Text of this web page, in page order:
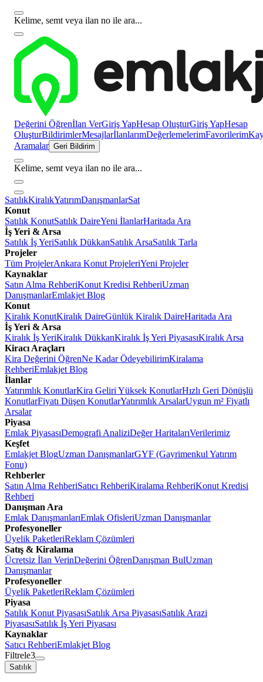
Kelime, semt veya ilan no ile ara...
Değerini Öğrenİlan VerGiriş YapHesap OluşturGiriş YapHesap
OluşturBildirimlerMesajlarİlanlarımDeğerlemelerimFavorilerim
Aramalar Geri Bildirim
Kelime, semt veya ilan no ile ara...
SatılıkKiralıkYatırımDanışmanlarSat
Konut
Satılık KonutSatılık DaireYeni İlanlarHaritada Ara
İş Yeri & Arsa
Satılık İş YeriSatılık DükkanSatılık ArsaSatılık Tarla
Projeler
Tüm ProjelerAnkara Konut ProjeleriYeni Projeler
Kaynaklar
Satın Alma RehberiKonut Kredisi RehberiUzman
DanışmanlarEmlakjet Blog
Konut
Kiralık KonutKiralık DaireGünlük Kiralık DaireHaritada Ara
İş Yeri & Arsa
Kiralık İş YeriKiralık DükkanKiralık İş Yeri PiyasasıKiralık Arsa
Kiracı Araçları
Kira Değerini ÖğrenNe Kadar ÖdeyebilirimKiralama
RehberiEmlakjet Blog
İlanlar
Yatırımlık KonutlarKira Geliri Yüksek KonutlarHızlı Geri Dönüşlü
KonutlarFiyatı Düşen KonutlarYatırımlık ArsalarUygun m² Fiyatlı
Arsalar
Piyasa
Emlak PiyasasıDemografi AnaliziDeğer HaritalarıVerilerimiz
Keşfet
Emlakjet BlogUzman DanışmanlarGYF (Gayrimenkul Yatırım
Fonu)
Rehberler
Satın Alma RehberiSatıcı RehberiKiralama RehberiKonut Kredisi
Rehberi
Danışman Ara
Emlak DanışmanlarıEmlak OfisleriUzman Danışmanlar
Profesyoneller
Üyelik PaketleriReklam Çözümleri
Satış & Kiralama
Ücretsiz İlan VerinDeğerini ÖğrenDanışman BulUzman
Danışmanlar
Profesyoneller
Üyelik PaketleriReklam Çözümleri
Piyasa
Satılık Konut PiyasasıSatılık Arsa PiyasasıSatılık Arazi
PiyasasıSatılık İş Yeri Piyasası
Kaynaklar
Satıcı RehberiEmlakjet Blog
Filtrele3
Satılık